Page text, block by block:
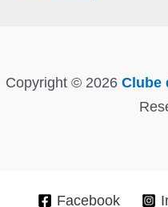
Copyright © 2026 Clube
Facebook